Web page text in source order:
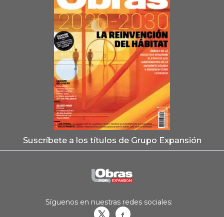
Suscríbete a los títulos de Grupo Expansión
Síguenos en nuestras redes sociales: